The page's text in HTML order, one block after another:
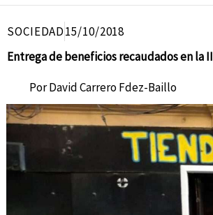
SOCIEDAD15/10/2018
Entrega de beneficios recaudados en la
PorDavid Carrero Fdez-Baillo